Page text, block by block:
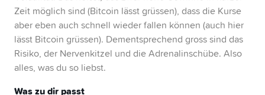
Zeit möglich sind (Bitcoin lässt grüssen), dass die Kurse
aber eben auch schnell wieder fallen können (auch hier
lässt Bitcoin grüssen). Dementsprechend gross sind das
Risiko, der Nervenkitzel und die Adrenalinschübe. Also
alles, was du so liebst.
Was zu dir passt